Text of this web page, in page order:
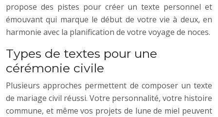
propose des pistes pour créer un texte personnel et
émouvant qui marque le début de votre vie à deux, en
harmonie avec la planification de votre voyage de noces.
Types de textes pour une
cérémonie civile
Plusieurs approches permettent de composer un texte
de mariage civil réussi. Votre personnalité, votre histoire
commune, et même vos projets de lune de miel peuvent